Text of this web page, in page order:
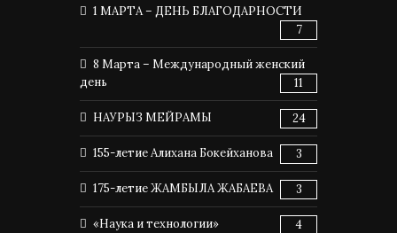
1 МАРТА – ДЕНЬ БЛАГОДАРНОСТИ
7
8 Марта – Международный женский
день
11
НАУРЫЗ МЕЙРАМЫ 24
155-летие Алихана Бокейханова 3
175-летие ЖАМБЫЛА ЖАБАЕВА 3
«Наука и технологии» 4